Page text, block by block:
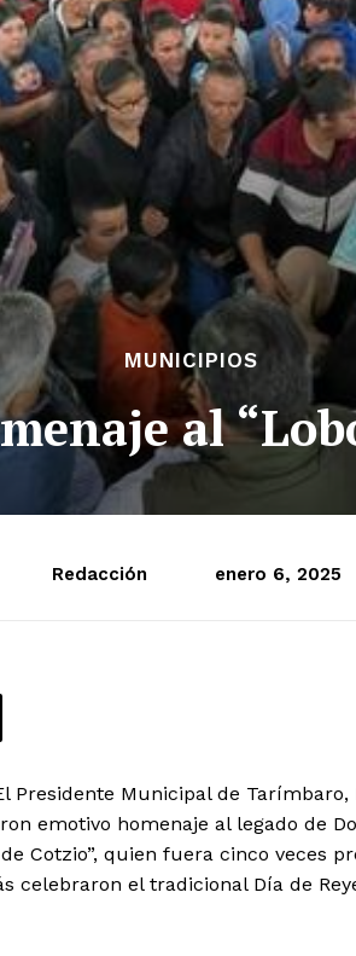
MUNICIPIOS
al
Redacción enero 6, 2025
Presidente Municipal de Tarímbaro,
emotivo homenaje al legado de
Cotzio”, quien fuera cinco veces
el tradicional Día de